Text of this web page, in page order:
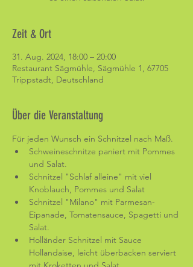
Zeit & Ort
31. Aug. 2024, 18:00 – 20:00
Restaurant Sägmühle, Sägmühle 1, 67705
Trippstadt, Deutschland
Über die Veranstaltung
Für jeden Wunsch ein Schnitzel nach Maß.
Schweineschnitze paniert mit Pommes
und Salat.
Schnitzel "Schlaf alleine" mit viel
Knoblauch, Pommes und Salat
Schnitzel "Milano" mit Parmesan-
Eipanade, Tomatensauce, Spagetti und
Salat.
Holländer Schnitzel mit Sauce
Hollandaise, leicht überbacken serviert